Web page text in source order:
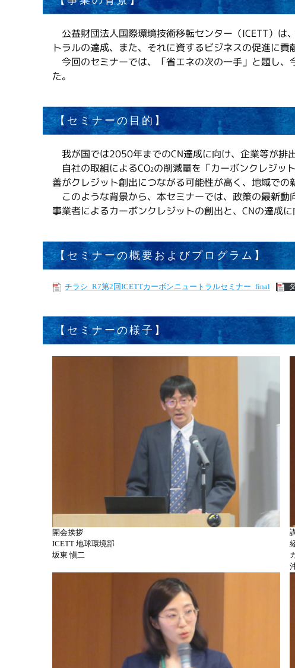
公益財団法人国際環境技術移転センター（ICETT）は
トラルの達成、また、それに資するビジネスの促進に
今回のセミナーでは、「省エネの次の一手」と題し
た。
【セミナーの目的】
我が国では2050年までのCN達成に向け、企業等が排
自社の取組によるCO₂の削減量を「カーボンクレジッ
善がクレジット創出につながる可能性が高く、地域での
このような背景から、本セミナーでは、政策の最新
事業者によるカーボンクレジットの創出と、CNの達成
【セミナーの概要およびプログラム】
チラシ_R7第2回ICETTカーボンニュートラルセミナー_final
【セミナーの様子】
開会挨拶
ICETT 地球環境部
坂東 愼二